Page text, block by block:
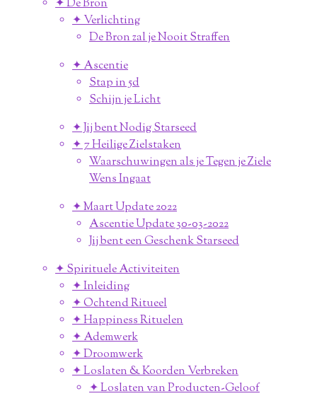
✦ De Bron
✦ Verlichting
De Bron zal je Nooit Straffen
✦ Ascentie
Stap in 5d
Schijn je Licht
✦ Jij bent Nodig Starseed
✦ 7 Heilige Zielstaken
Waarschuwingen als je Tegen je Ziele
Wens Ingaat
✦ Maart Update 2022
Ascentie Update 30-03-2022
Jij bent een Geschenk Starseed
✦ Spirituele Activiteiten
✦ Inleiding
✦ Ochtend Ritueel
✦ Happiness Rituelen
✦ Ademwerk
✦ Droomwerk
✦ Loslaten & Koorden Verbreken
✦ Loslaten van Producten-Geloof